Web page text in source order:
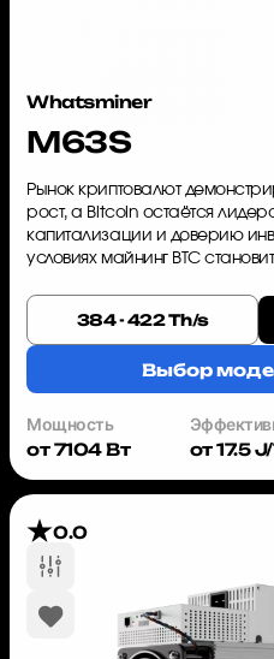
Whatsminer
M63S
Рынок криптовалют
рост, а Bitcoin остаётся
капитализации и доверию
условиях майнинг BTC
инвестицией. Whatsminer
оборудование, ...
384 - 422 Th/s
Выбор
Мощность
от 7104 Вт
от 17.5
0.0